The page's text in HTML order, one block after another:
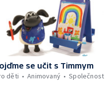
se učit s Timmym
děti
Animovaný Společnost